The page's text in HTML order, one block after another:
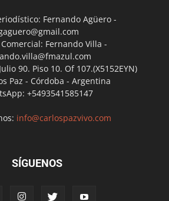
Fernando Agüero -
Fernando Villa -
90. Piso 10. Of 107.(X5152EYN)
Paz - Córdoba - Argentina
+5493541585147
info@carlospazvivo.com
SÍGUENOS